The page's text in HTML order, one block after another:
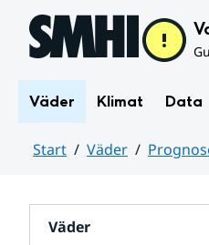
Hoppa till sidans innehåll
Väder Klimat Data
Start Väder
Väder